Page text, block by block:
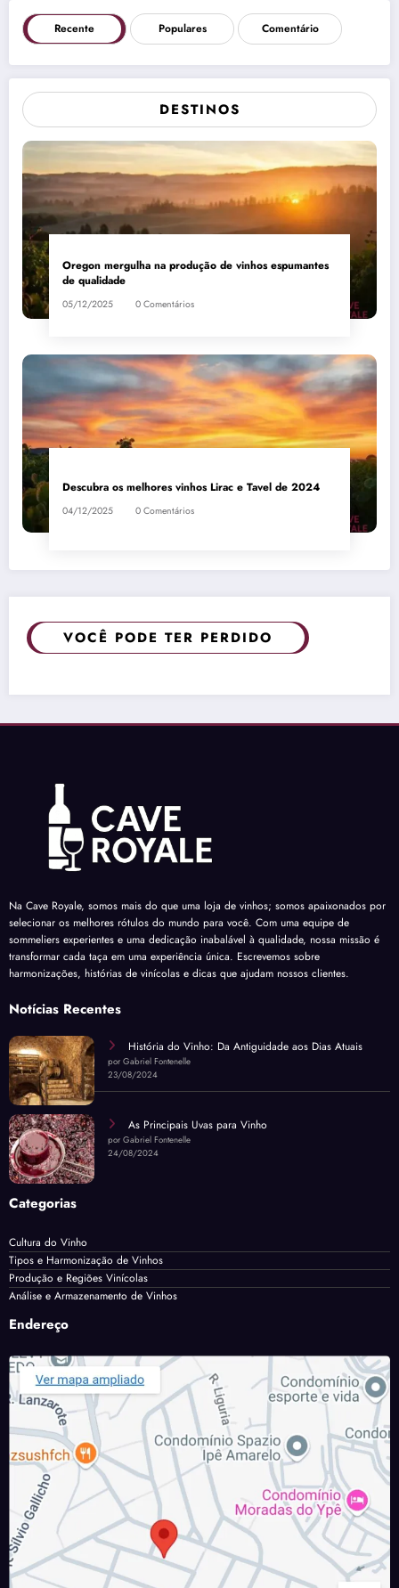
Recente Populares Comentário
DESTINOS
Oregon mergulha na produção de vinhos espumantes
de qualidade
05/12/2025 0 Comentários
Descubra os melhores vinhos Lirac e Tavel de 2024
04/12/2025 0 Comentários
VOCÊ PODE TER PERDIDO
Na Cave Royale, somos mais do que uma loja de vinhos; somos apaixonados por
selecionar os melhores rótulos do mundo para você. Com uma equipe de
sommeliers experientes e uma dedicação inabalável à qualidade, nossa missão é
transformar cada taça em uma experiência única. Escrevemos sobre
harmonizações, histórias de vinícolas e dicas que ajudam nossos clientes.
Notícias Recentes
História do Vinho: Da Antiguidade aos Dias Atuais
por Gabriel Fontenelle
23/08/2024
As Principais Uvas para Vinho
por Gabriel Fontenelle
24/08/2024
Categorias
Cultura do Vinho
Tipos e Harmonização de Vinhos
Produção e Regiões Vinícolas
Análise e Armazenamento de Vinhos
Endereço